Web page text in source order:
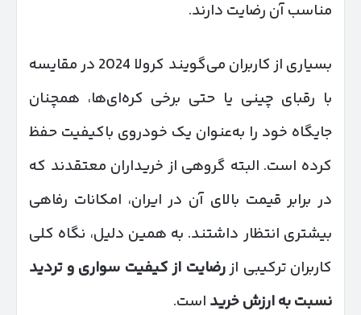
مناسب آن رضایت دارند.
بسیاری از کاربران می‌گویند کرولا 2024 در مقایسه
با رقبای چینی یا حتی برخی کره‌ای‌ها، همچنان
جایگاه خود را به‌عنوان یک خودروی باکیفیت حفظ
کرده است. البته گروهی از خریداران معتقدند که
در برابر قیمت بالای آن در ایران، امکانات رفاهی
بیشتری انتظار داشتند. به همین دلیل، نگاه کلی
کاربران ترکیبی ازرضایت از کیفیت سواری و تردید
نسبت به ارزش خرید است.